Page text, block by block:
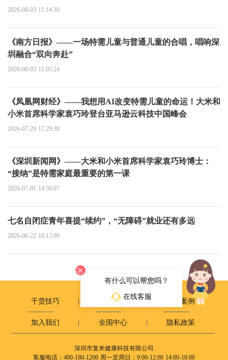
2026-08-03 11:14:30
《南方日报》——一场特需儿童与普通儿童的合唱，唱响深
圳融合“双向奔赴”
2026-08-03 11:05:24
《凤凰网财经》——我想用AI改变特需儿童的命运！大米和
小米首席科学家袁巧玲登台亚马逊云科技中国峰会
2026-07-29 17:29:38
《深圳新闻网》——大米和小米首席科学家袁巧玲博士：
“接纳”是特需家庭最重要的第一课
2026-07-01 14:50:07
七名自闭症青年喜提“续约”，“无障碍”就业还有多远
2026-06-22 16:13:09
干货技巧 政策动态 成长案例
加入我们 全国中心 隐私政策
深圳市复米健康科技有限公司
客服电话：400-180-1200 周一至周日：9:00-12:00 14:00-18:00
有什么可以帮您吗？
在线客服